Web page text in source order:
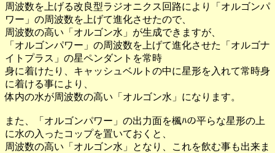
周波数を上げる改良型ラジオニクス回路により「オルゴンパ
ワー」の周波数を上げて進化させたので、
周波数の高い「オルゴン水」が生成できますが、
「オルゴンパワー」の周波数を上げて進化させた「オルゴナ
イトプラス」の星ペンダントを常時
身に着けたり、キャッシュベルトの中に星形を入れて常時身
に着ける事により、
体内の水が周波数の高い「オルゴン水」になります。
また、「オルゴンパワー」の出力面を楓ﾊの平らな星形の上
に水の入ったコップを置いておくと、
周波数の高い「オルゴン水」となり、これを飲む事も出来ま